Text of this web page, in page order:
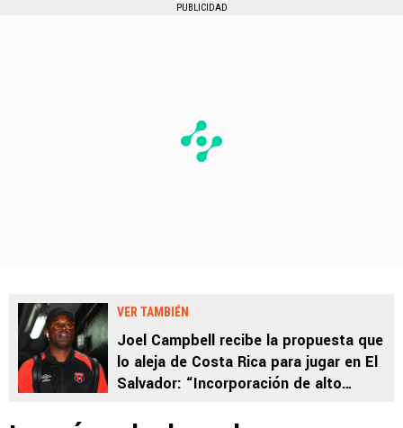
PUBLICIDAD
VER TAMBIÉN
Joel Campbell recibe la propuesta que
lo aleja de Costa Rica para jugar en El
Salvador: “Incorporación de alto